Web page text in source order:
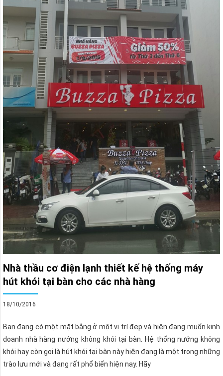
Nhà thầu cơ điện lạnh thiết kế hệ thống máy
hút khói tại bàn cho các nhà hàng
18/10/2016
Bạn đang có một mặt bằng ở một vị trí đẹp và hiện đang muốn kinh
doanh nhà hàng nướng không khói tại bàn. Hệ thống nướng không
khói hay còn gọi là hút khói tại bàn này hiện đang là một trong những
trào lưu mới và đang rất phổ biến hiện nay. Hãy